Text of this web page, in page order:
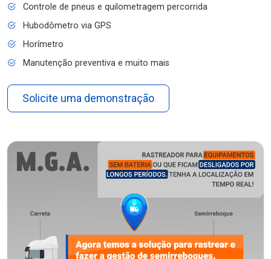
Controle de pneus e quilometragem percorrida
Hubodômetro via GPS
Horímetro
Manutenção preventiva e muito mais
Solicite uma demonstração